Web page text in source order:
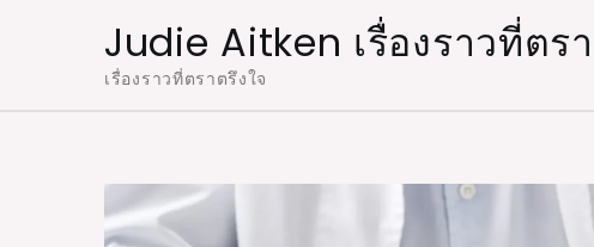
Judie Aitken เรื่องราวที่ต
เรื่องราวที่ตราตรึงใจ